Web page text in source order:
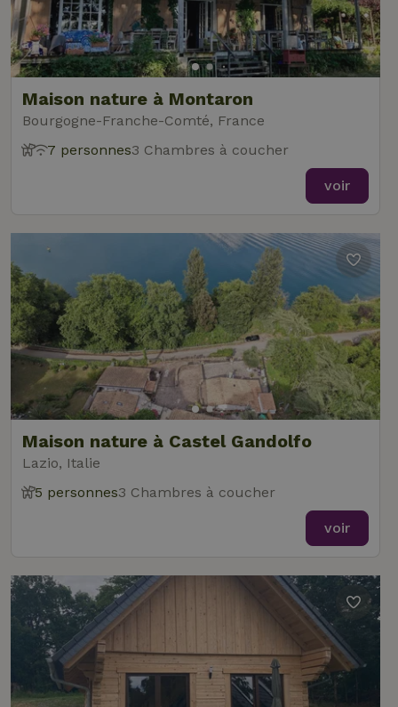
Maison nature à Montaron
Bourgogne-Franche-Comté, France
7 personnes3 Chambres à coucher
voir
Maison nature à Castel Gandolfo
Lazio, Italie
5 personnes3 Chambres à coucher
voir